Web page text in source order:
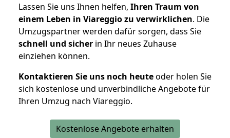
Lassen Sie uns Ihnen helfen, Ihren Traum von
einem Leben in Viareggio zu verwirklichen. Die
Umzugspartner werden dafür sorgen, dass Sie
schnell und sicher in Ihr neues Zuhause
einziehen können.
Kontaktieren Sie uns noch heuteoder holen Sie
sich kostenlose und unverbindliche Angebote für
Ihren Umzug nach Viareggio.
Kostenlose Angebote erhalten